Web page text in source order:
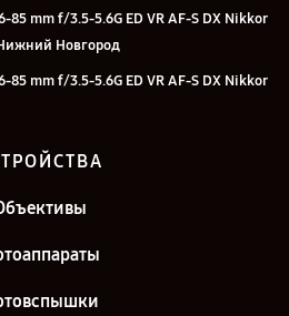
85 mm f/3.5-5.6G ED VR AF-S DX Nikkor
Новгород
85 mm f/3.5-5.6G ED VR AF-S DX Nikkor
г. Челябинск
85 mm f/3.5-5.6G ED VR AF-S DX Nikkor
85 mm f/3.5-5.6G ED VR AF-S DX Nikkor
Санкт-Петербург